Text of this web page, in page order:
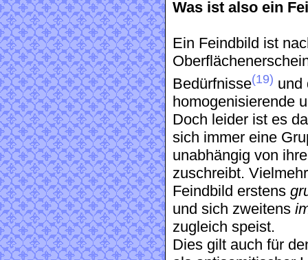
Was ist also ein
Ein Feindbild ist
Bedürfnisse(19) und
homogenisierende
Doch leider ist es
sich immer eine
unabhängig von
zuschreibt.
Feindbild erstens
und sich zweitens
zugleich speist.
Dies gilt auch für